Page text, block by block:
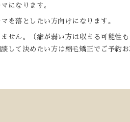
になります。
を落としたい方向けになります。
せん。（癖が弱い方は収まる可能性
して決めたい方は縮毛矯正でご予約お